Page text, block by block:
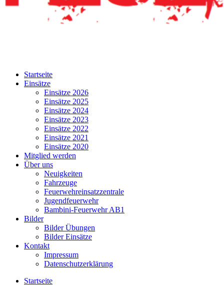
Startseite
Einsätze
Einsätze 2026
Einsätze 2025
Einsätze 2024
Einsätze 2023
Einsätze 2022
Einsätze 2021
Einsätze 2020
Mitglied werden
Über uns
Neuigkeiten
Fahrzeuge
Feuerwehreinsatzzentrale
Jugendfeuerwehr
Bambini-Feuerwehr AB1
Bilder
Bilder Übungen
Bilder Einsätze
Kontakt
Impressum
Datenschutzerklärung
Startseite